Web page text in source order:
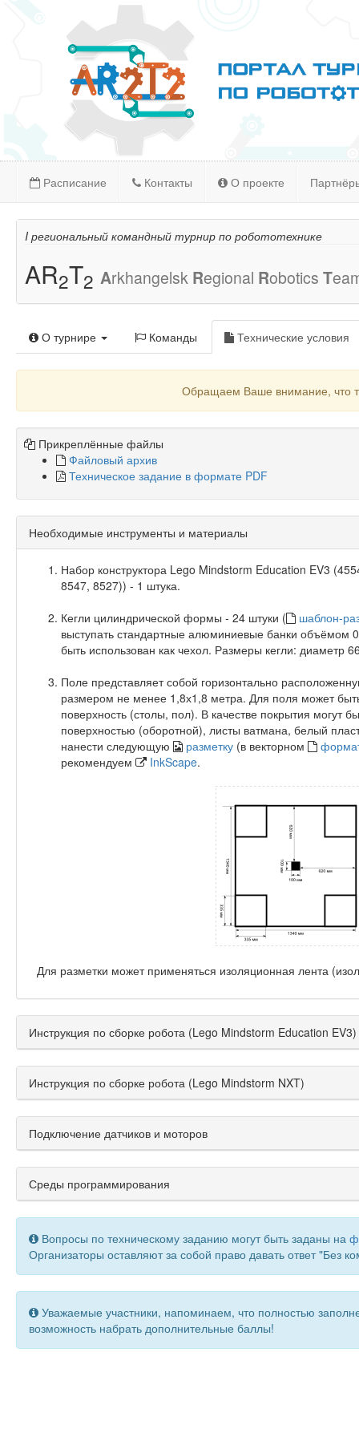
Расписание Контакты О проекте
I региональный командный турнир по робототехнике
AR2T2 Arkhangelsk Regional Robotics T
О турнире Команды Технические условия
Обращаем Ваше внимание, что
Прикреплённые файлы
Файловый архив
Техническое задание в формате PDF
Необходимые инструменты и материалы
Набор конструктора Lego Mindstorm Education EV3
8547, 8527)) - 1 штука.
Кегли цилиндрической формы - 24 штуки (
шаблон-
выступать стандартные алюминиевые банки объёмом
быть использован как чехол. Размеры кегли:
Поле представляет собой горизонтально
размером не менее 1,8х1,8 метра. Для поля может
поверхность (столы, пол). В качестве покрытия могут
поверхностью (оборотной), листы ватмана, белый
нанести следующую
разметку (в векторном
рекомендуем
InkScape.
Для разметки может применяться изоляционная лента
Инструкция по сборке робота (Lego Mindstorm Education EV3)
Инструкция по сборке робота (Lego Mindstorm NXT)
Подключение датчиков и моторов
Среды программирования
Вопросы по техническому заданию могут быть заданы на
Организаторы оставляют за собой право давать ответ "Без
Уважаемые участники, напоминаем, что полностью
возможность набрать дополнительные баллы!